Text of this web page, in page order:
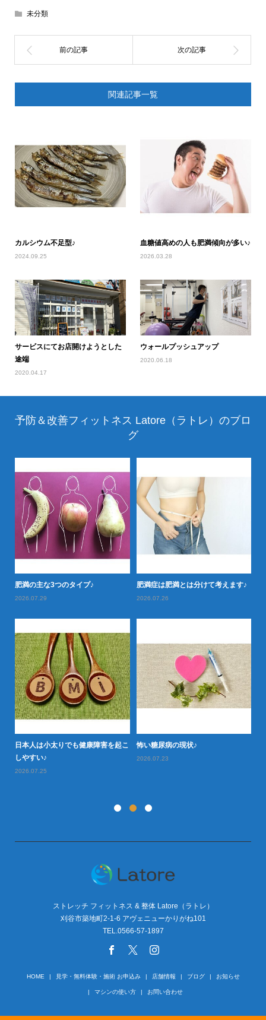
未分類
関連記事一覧
カルシウム不足型♪
2024.09.25
血糖値高めの人も肥満傾向が多い♪
2026.03.28
サービスにてお店開けようとした
途端
2020.04.17
ウォールプッシュアップ
2020.06.18
予防＆改善フィットネス Latore（ラトレ）のブロ
グ
肥満の主な3つのタイプ♪
2026.07.29
肥満症は肥満とは分けて考えます♪
2026.07.26
日本人は小太りでも健康障害を起こ
しやすい♪
2026.07.25
怖い糖尿病の現状♪
2026.07.23
ストレッチ フィットネス & 整体 Latore（ラトレ）
刈谷市築地町2-1-6 アヴェニューかりがね101
TEL.0566-57-1897
HOME 見学・無料体験・施術 お申込み 店舗情報 ブログ お知らせ
マシンの使い方 お問い合わせ